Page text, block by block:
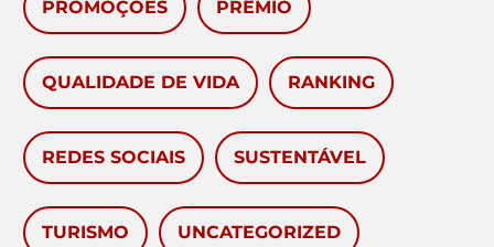
PROMOÇÕES PRÊMIO
QUALIDADE DE VIDA RANKING
REDES SOCIAIS SUSTENTÁVEL
TURISMO UNCATEGORIZED